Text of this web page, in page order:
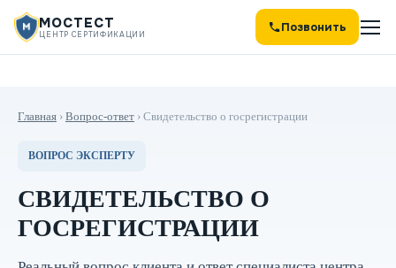
МОСТЕСТ
ЦЕНТР СЕРТИФИКАЦИИ Позвонить
Главная › Вопрос-ответ › Свидетельство о госрегистрации
ВОПРОС ЭКСПЕРТУ
СВИДЕТЕЛЬСТВО О
ГОСРЕГИСТРАЦИИ